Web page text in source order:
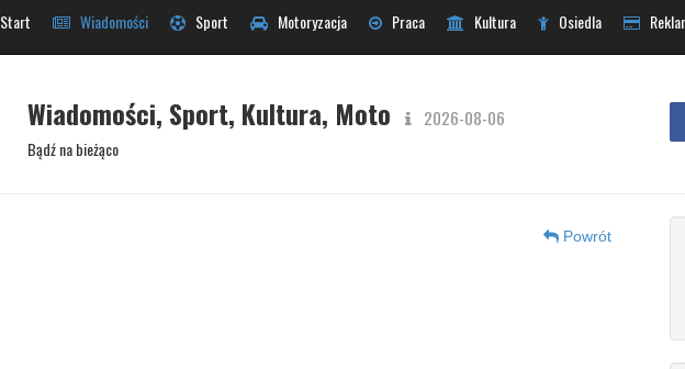
Start Wiadomości Sport Motoryzacja Praca Kultura Osiedla
Wiadomości, Sport, Kultura, Moto 2026-08-06
Bądź na bieżąco
Powrót